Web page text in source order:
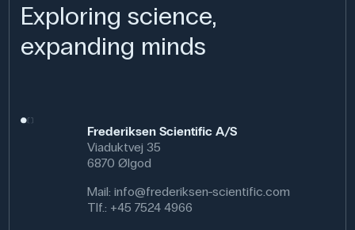
Anvendelse af produktet
I fysikundervisningen giver udstyret en central
fotoelektrisk teknologi og historiske perspektiver.
Brand: Phywe
Exploring science,
expanding minds
Frederiksen Scientific A/S
Viaduktvej 35
6870 Ølgod
Mail: info@frederiksen-scientific.com
Tlf.: +45 7524 4966